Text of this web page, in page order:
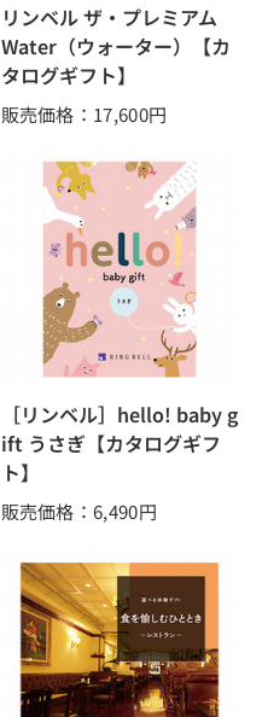
リンベル ザ・プレミアム
Water（ウォーター）【カ
タログギフト】
販売価格：17,600円
［リンベル］hello! baby g
ift うさぎ【カタログギフ
ト】
販売価格：6,490円